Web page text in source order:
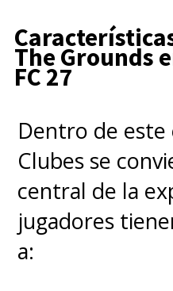
The Grounds
FC 27
Dentro de este
Clubes se
central de la
jugadores
a: